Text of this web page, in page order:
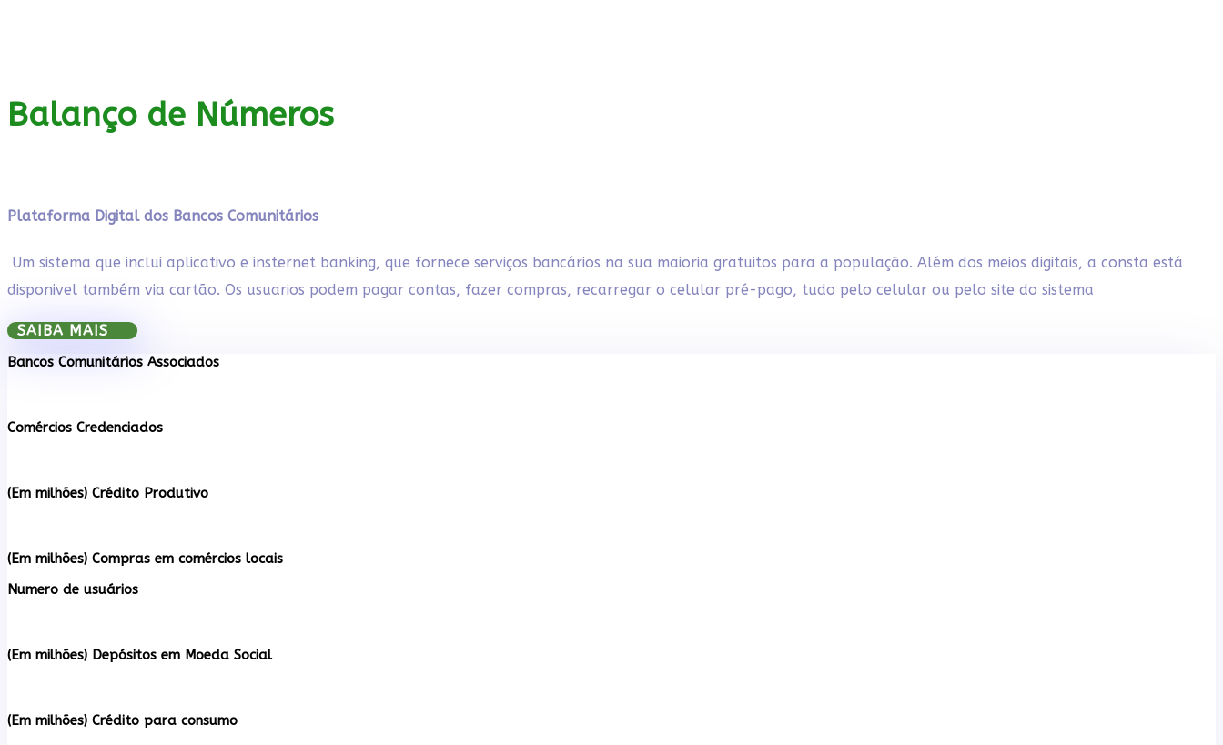
Balanço de Números
Plataforma Digital dos Bancos Comunitários
Um sistema que inclui aplicativo e insternet banking, que fornece serviços bancários na sua maioria gratuitos para a população. Além dos meios digitais, a consta está
disponivel também via cartão. Os usuarios podem pagar contas, fazer compras, recarregar o celular pré-pago, tudo pelo celular ou pelo site do sistema
SAIBA MAIS
Bancos Comunitários Associados
Comércios Credenciados
(Em milhões) Crédito Produtivo
(Em milhões) Compras em comércios locais
Numero de usuários
(Em milhões) Depósitos em Moeda Social
(Em milhões) Crédito para consumo